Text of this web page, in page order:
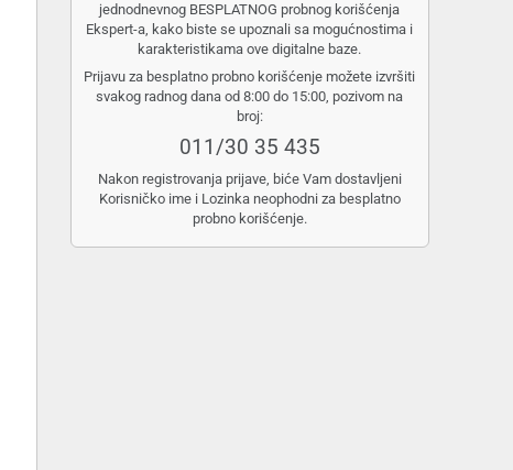
jednodnevnog BESPLATNOG probnog korišćenja
Ekspert-a, kako biste se upoznali sa mogućnostima i
karakteristikama ove digitalne baze.
Prijavu za besplatno probno korišćenje možete izvršiti
svakog radnog dana od 8:00 do 15:00, pozivom na
broj:
011/30 35 435
Nakon registrovanja prijave, biće Vam dostavljeni
Korisničko ime i Lozinka neophodni za besplatno
probno korišćenje.